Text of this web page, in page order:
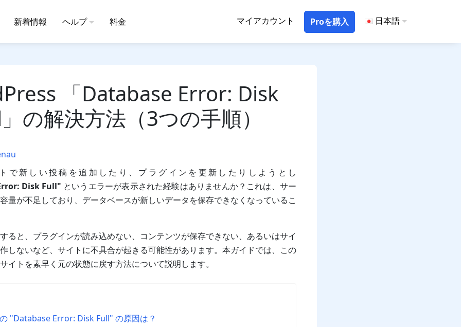
新着情報 ヘルプ 料金 マイアカウント Proを購入 日本語
「Database Error: Disk
の解決方法（3つの手順）
で新しい投稿を追加したり、プラグインを更新したりしようとし
Disk Full" というエラーが表示された経験はありませんか？これは、サー
量が不足しており、データベースが新しいデータを保存できなくなっているこ
ると、プラグインが読み込めない、コンテンツが保存できない、あるいはサイ
しないなど、サイトに不具合が起きる可能性があります。本ガイドでは、この
イトを素早く元の状態に戻す方法について説明します。
"Database Error: Disk Full" の原因は？